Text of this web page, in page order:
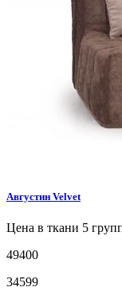
Августин Velvet
Цена в ткани 5
49400
34599